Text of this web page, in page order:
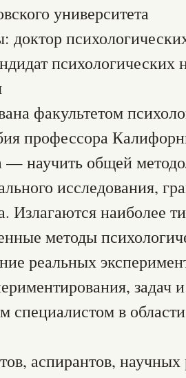
университета
доктор
факультетом
профессора
— научить общей
исследования,
Излагаются наиболее
методы
реальных
задач
специалистом в
аспирантов, научных